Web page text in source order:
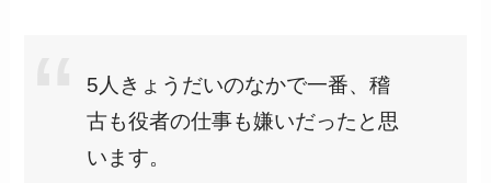
5人きょうだいのなかで一番、稽
古も役者の仕事も嫌いだったと思
います。